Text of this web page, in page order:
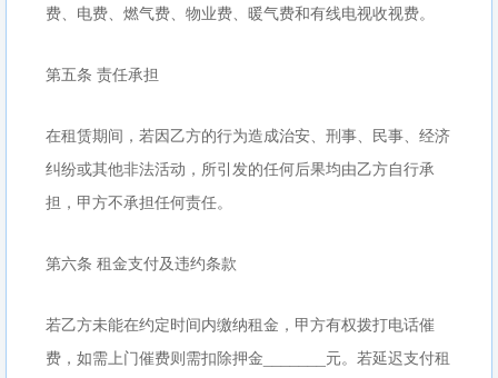
费、电费、燃气费、物业费、暖气费和有线电视收视费。
第五条 责任承担
在租赁期间，若因乙方的行为造成治安、刑事、民事、经济
纠纷或其他非法活动，所引发的任何后果均由乙方自行承
担，甲方不承担任何责任。
第六条 租金支付及违约条款
若乙方未能在约定时间内缴纳租金，甲方有权拨打电话催
费，如需上门催费则需扣除押金_______元。若延迟支付租